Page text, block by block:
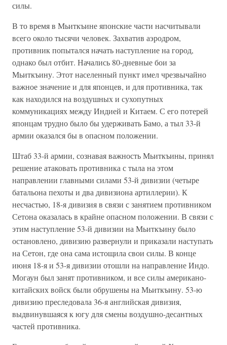
силы.
В то время в Мьиткъине японские части насчитывали
всего около тысячи человек. Захватив аэродром,
противник попытался начать наступление на город,
однако был отбит. Начались 80-дневные бои за
Мьиткъину. Этот населенный пункт имел чрезвычайно
важное значение и для японцев, и для противника, так
как находился на воздушных и сухопутных
коммуникациях между Индией и Китаем. С его потерей
японцам трудно было бы удерживать Бамо, а тыл 33-й
армии оказался бы в опасном положении.
Штаб 33-й армии, сознавая важность Мьиткъины, принял
решение атаковать противника с тыла на этом
направлении главными силами 53-й дивизии (четыре
батальона пехоты и два дивизиона артиллерии). К
несчастью, 18-я дивизия в связи с занятием противником
Сетона оказалась в крайне опасном положении. В связи с
этим наступление 53-й дивизии на Мьиткъину было
остановлено, дивизию развернули и приказали наступать
на Сетон, где она сама истощила свои силы. В конце
июня 18-я и 53-я дивизии отошли на направление Индо.
Могаун был занят противником, и все силы американо-
китайских войск были обрушены на Мьиткъину. 53-ю
дивизию преследовала 36-я английская дивизия,
выдвинувшаяся к югу для смены воздушно-десантных
частей противника.